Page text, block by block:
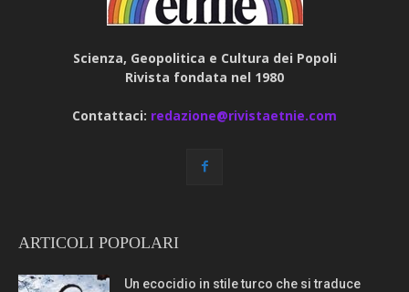
Scienza, Geopolitica e Cultura dei Popoli
Rivista fondata nel 1980
Contattaci: redazione@rivistaetnie.com
ARTICOLI POPOLARI
Un ecocidio in stile turco che si traduce